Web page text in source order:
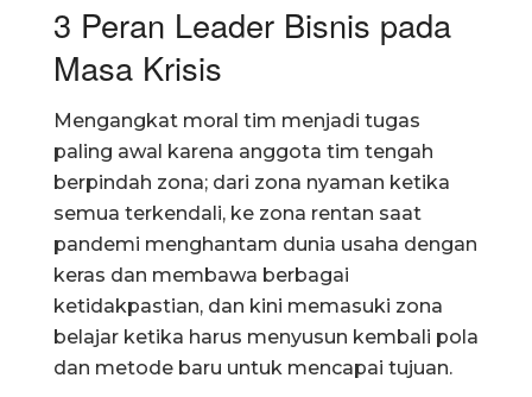
3 Peran Leader Bisnis pada
Masa Krisis
Mengangkat moral tim menjadi tugas
paling awal karena anggota tim tengah
berpindah zona; dari zona nyaman ketika
semua terkendali, ke zona rentan saat
pandemi menghantam dunia usaha dengan
keras dan membawa berbagai
ketidakpastian, dan kini memasuki zona
belajar ketika harus menyusun kembali pola
dan metode baru untuk mencapai tujuan.